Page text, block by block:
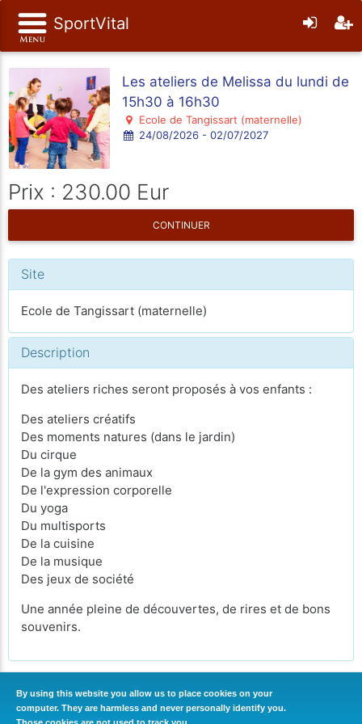
SportVital
Les ateliers de Melissa du lundi de
15h30 à 16h30
Ecole de Tangissart (maternelle)
24/08/2026 - 02/07/2027
Prix : 230.00 Eur
CONTINUER
Site
Ecole de Tangissart (maternelle)
Description
Des ateliers riches seront proposés à vos enfants :
Des ateliers créatifs
Des moments natures (dans le jardin)
Du cirque
De la gym des animaux
De l'expression corporelle
Du yoga
Du multisports
De la cuisine
De la musique
Des jeux de société
Une année pleine de découvertes, de rires et de bons
souvenirs.
CONTINUER
By using this website you allow us to place cookies on your
computer. They are harmless and never personally identify you.